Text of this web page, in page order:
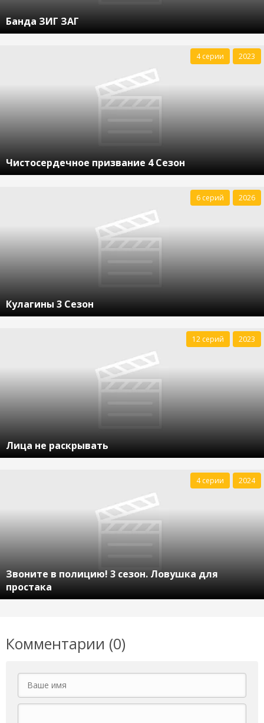
Банда ЗИГ ЗАГ
Чистосердечное призвание 4 Сезон
4 серии 2023
Кулагины 3 Сезон
6 серий 2026
Лица не раскрывать
12 серий 2023
Звоните в полицию! 3 сезон. Ловушка для
простака
4 серии 2024
Комментарии (0)